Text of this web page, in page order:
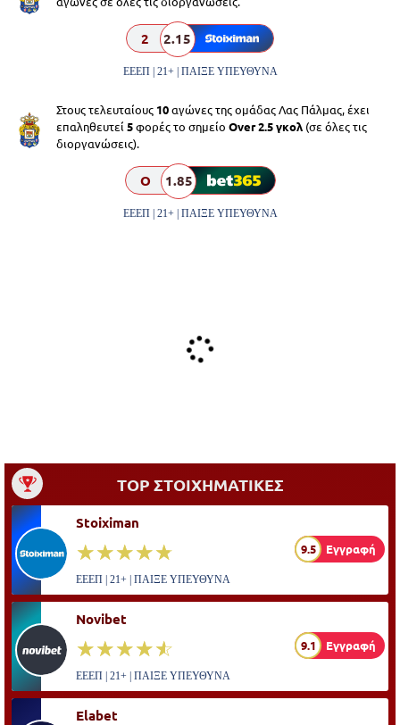
2 2.15
ΕΕΕΠ | 21+ | ΠΑΙΞΕ ΥΠΕΥΘΥΝΑ
Στους τελευταίους 10αγώνες της ομάδας Λας Πάλμας, έχει
επαληθευτεί 5φορές το σημείο Over 2.5 γκολ (σε όλες τις
διοργανώσεις).
O 1.85
ΕΕΕΠ | 21+ | ΠΑΙΞΕ ΥΠΕΥΘΥΝΑ
TOP ΣΤΟΙΧΗΜΑΤΙΚΕΣ
Stoiximan
☆☆☆☆☆
★★★★★ 9.5 Εγγραφή
ΕΕΕΠ | 21+ | ΠΑΙΞΕ ΥΠΕΥΘΥΝΑ
Novibet
☆☆☆☆☆
★★★★★ 9.1 Εγγραφή
ΕΕΕΠ | 21+ | ΠΑΙΞΕ ΥΠΕΥΘΥΝΑ
Elabet